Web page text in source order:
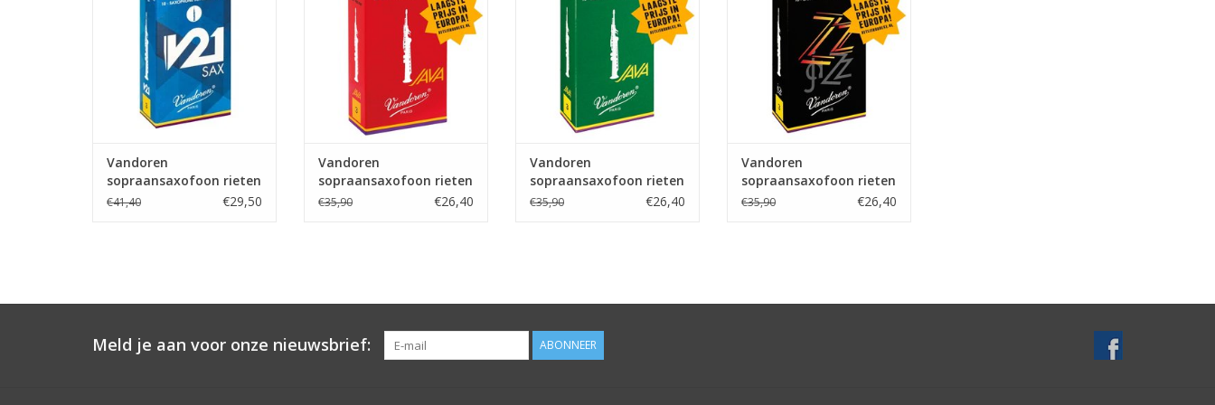
Vandoren
sopraansaxofoon rieten
V21
€41,40 €29,50
Vandoren
sopraansaxofoon rieten
Java Red
€35,90 €26,40
Vandoren
sopraansaxofoon rieten
Java
€35,90 €26,40
Vandoren
sopraansaxofoon rieten
Jazz
€35,90 €26,40
Meld je aan voor onze nieuwsbrief: ABONNEER